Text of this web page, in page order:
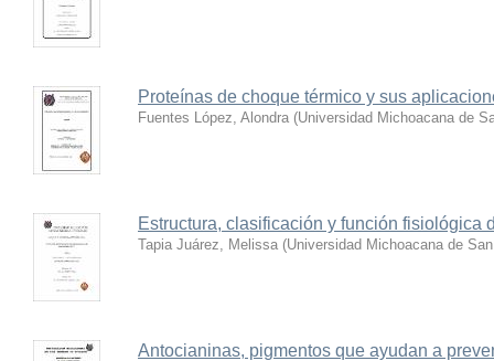
Proteínas de choque térmico y sus
Fuentes López, Alondra (Universidad Michoacana de
Estructura, clasificación y función fisiológica
Tapia Juárez, Melissa (Universidad Michoacana de
Antocianinas, pigmentos que ayudan a